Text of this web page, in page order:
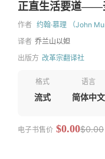
正直生活要道——
作者 约翰·慕理 （John
译者 乔兰山以妲
出版方 改革宗翻译社
格式
流式
语言
简体中文
电子书售价 $0.00$0.00